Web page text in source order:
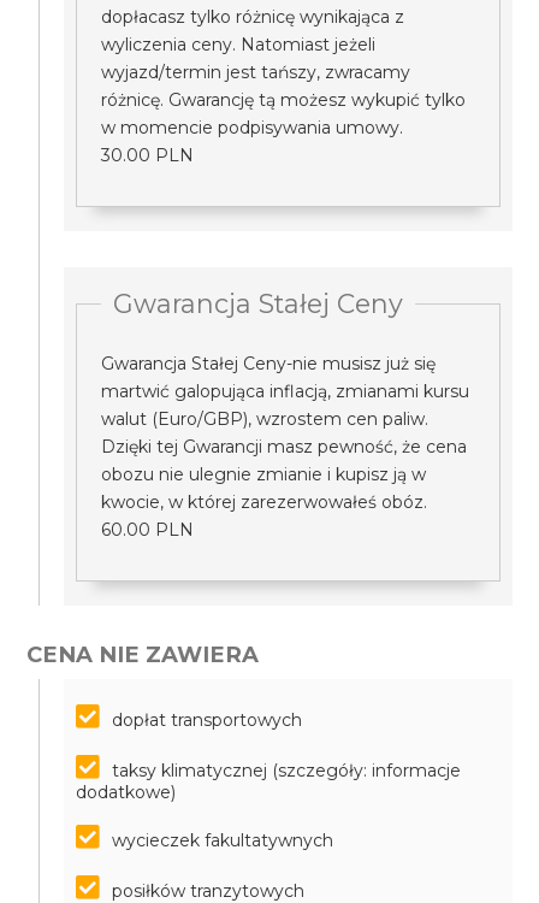
dopłacasz tylko różnicę wynikająca z
wyliczenia ceny. Natomiast jeżeli
wyjazd/termin jest tańszy, zwracamy
różnicę. Gwarancję tą możesz wykupić tylko
w momencie podpisywania umowy.
30.00 PLN
Gwarancja Stałej Ceny
Gwarancja Stałej Ceny-nie musisz już się
martwić galopująca inflacją, zmianami kursu
walut (Euro/GBP), wzrostem cen paliw.
Dzięki tej Gwarancji masz pewność, że cena
obozu nie ulegnie zmianie i kupisz ją w
kwocie, w której zarezerwowałeś obóz.
60.00 PLN
CENA NIE ZAWIERA
dopłat transportowych
taksy klimatycznej (szczegóły: informacje
dodatkowe)
wycieczek fakultatywnych
posiłków tranzytowych